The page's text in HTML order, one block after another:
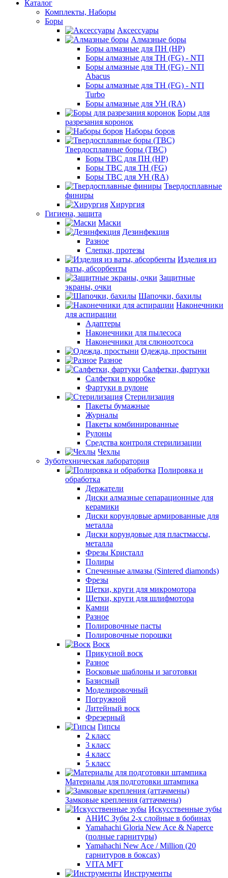
Каталог
Комплекты, Наборы
Боры
Аксессуары
Алмазные боры
Боры алмазные для ПН (HP)
Боры алмазные для ТН (FG) - NTI
Боры алмазные для ТН (FG) - NTI
Abacus
Боры алмазные для ТН (FG) - NTI
Turbo
Боры алмазные для УН (RA)
Боры для
разрезания коронок
Наборы боров
Твердосплавные боры (ТВС)
Боры ТВС для ПН (HP)
Боры ТВС для ТН (FG)
Боры ТВС для УН (RA)
Твердосплавные
финиры
Хирургия
Гигиена, защита
Маски
Дезинфекция
Разное
Слепки, протезы
Изделия из
ваты, абсорбенты
Защитные
экраны, очки
Шапочки, бахилы
Наконечники
для аспирации
Адаптеры
Наконечники для пылесоса
Наконечники для слюноотсоса
Одежда, простыни
Разное
Салфетки, фартуки
Салфетки в коробке
Фартуки в рулоне
Стерилизация
Пакеты бумажные
Журналы
Пакеты комбинированные
Рулоны
Средства контроля стерилизации
Чехлы
Зуботехническая лаборатория
Полировка и
обработка
Держатели
Диски алмазные сепарационные для
керамики
Диски корундовые армированные для
металла
Диски корундовые для пластмассы,
металла
Фрезы Кристалл
Полиры
Спеченные алмазы (Sintered diamonds)
Фрезы
Щетки, круги для микромотора
Щетки, круги для шлифмотора
Камни
Разное
Полировочные пасты
Полировочные порошки
Воск
Прикусной воск
Разное
Восковые шаблоны и заготовки
Базисный
Моделировочный
Погружной
Литейный воск
Фрезерный
Гипсы
2 класс
3 класс
4 класс
5 класс
Материалы для подготовки штампика
Замковые крепления (аттачмены)
Искусственные зубы
АНИС Зубы 2-х слойные в бобинах
Yamahachi Gloria New Ace & Naperce
(полные гарнитуры)
Yamahachi New Ace / Million (20
гарнитуров в боксах)
VITA MFT
Инструменты